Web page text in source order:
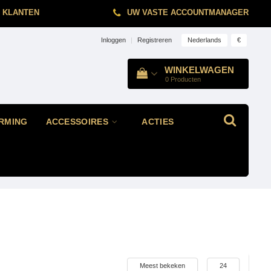
UW VASTE ACCOUNTMANAGER
Inloggen | Registreren Nederlands €
WINKELWAGEN
0 Producten
ACCESSOIRES ACTIES
Meest bekeken 24